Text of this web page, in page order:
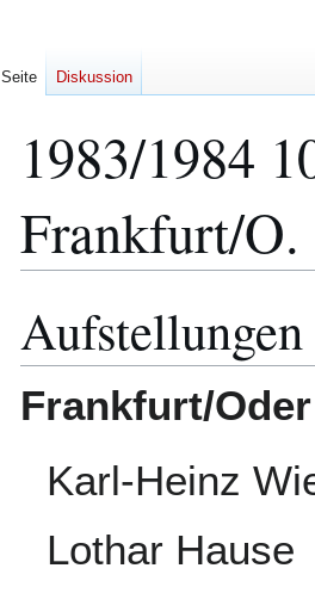
1983/1984
Frankfurt/O.
Navigation
Suche
Aufstellungen
Frankfurt/Oder
Karl-Heinz
Lothar Hause
Seite Diskussion